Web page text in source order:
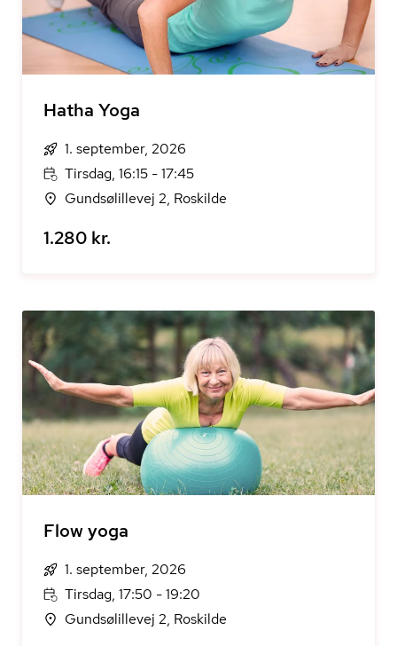
Hatha Yoga
1. september, 2026
Tirsdag, 16:15 - 17:45
Gundsølillevej 2, Roskilde
1.280 kr.
Flow yoga
1. september, 2026
Tirsdag, 17:50 - 19:20
Gundsølillevej 2, Roskilde